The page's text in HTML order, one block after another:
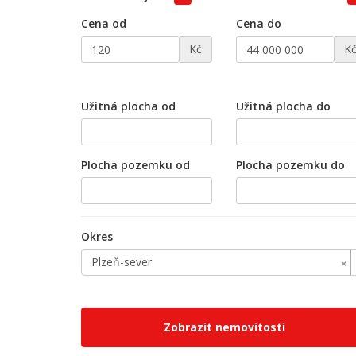
Cena od
Kč
Cena do
Kč
Užitná plocha od Užitná plocha do
Plocha pozemku od Plocha pozemku do
Okres
×
Plzeň-sever
Zobrazit nemovitosti